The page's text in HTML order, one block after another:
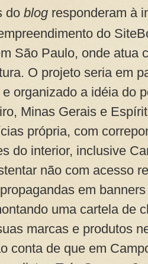
do blog responderam à
do
São Paulo, onde atua
O projeto seria em
organizado a idéia do
Minas Gerais e
própria, com
do interior, inclusive
não com acesso
em
uma cartela de
marcas e produtos
conta de que em